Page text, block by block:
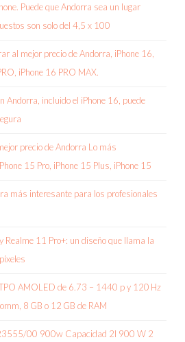
Puede que Andorra sea un lugar
son solo del 4,5 x 100
al mejor precio de Andorra, iPhone 16,
iPhone 16 PRO MAX.
Andorra, incluido el iPhone 16, puede
precio de Andorra Lo más
15 Pro, iPhone 15 Plus, iPhone 15
más interesante para los profesionales
Realme 11 Pro+: un diseño que llama la
AMOLED de 6.73 – 1440 p y 120 Hz
8 GB o 12 GB de RAM
00 900w Capacidad 2l 900 W 2